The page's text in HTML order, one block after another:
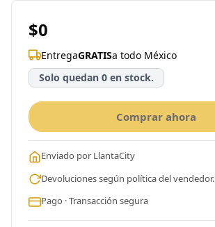
$0
EntregaGRATISa todo México
Solo quedan 0 en stock.
Comprar ahora
Enviado por LlantaCity
Devoluciones según política del vendedor.
Pago · Transacción segura